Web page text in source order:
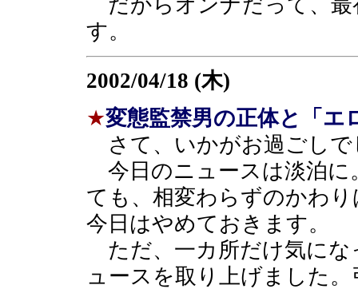
だからオンナだって、
す。
2002/04/18 (木)
★変態監禁男の正体と「
さて、いかがお過ごしで
今日のニュースは淡泊に
ても、相変わらずのかわ
今日はやめておきます。
ただ、一カ所だけ気にな
ュースを取り上げました